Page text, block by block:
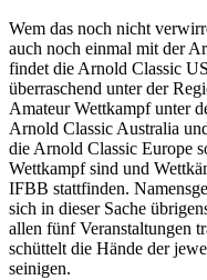
Wem das noch nicht
auch noch einmal mit der
findet die Arnold Classic
überraschend unter der
Amateur Wettkampf unter
Arnold Classic Australia
die Arnold Classic Europe
Wettkampf sind und
IFBB stattfinden.
sich in dieser Sache
allen fünf Veranstaltungen
schüttelt die Hände der
seinigen.